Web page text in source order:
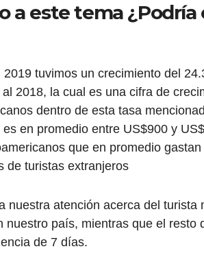
a este tema
tuvimos un crecimiento del
2018, la cual es una cifra de
dentro de esta tasa
en promedio entre US$900 y
que en promedio
de turistas extranjeros
nuestra atención acerca del
nuestro país, mientras que el resto
de 7 días.